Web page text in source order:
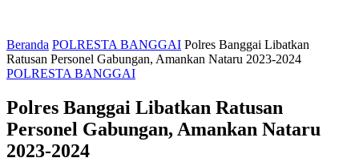
Beranda POLRESTA BANGGAI Polres Banggai Libatkan
Ratusan Personel Gabungan, Amankan Nataru 2023-2024
POLRESTA BANGGAI
Polres Banggai Libatkan Ratusan
Personel Gabungan, Amankan Nataru
2023-2024